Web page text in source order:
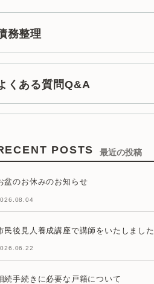
務整理
くある質問Q&A
POSTS 最近の投稿
盆のお休みのお知らせ
民後見人養成講座で講師をいたしました
続手続きに必要な戸籍について